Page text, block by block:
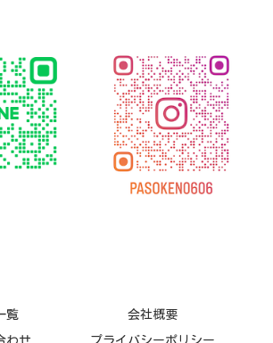
覧 会社概要
わせ プライバシーポリシー